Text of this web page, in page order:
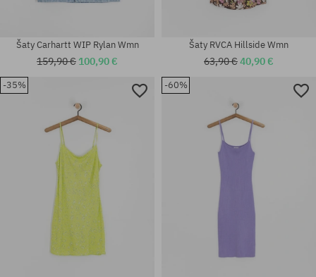
Dostupné veľkosti:
Dostupné veľkosti:
Šaty Carhartt WIP Rylan Wmn
159,90 € 100,90 €
Šaty RVCA Hillside Wmn
63,90 €40,90 €
-35% -60%